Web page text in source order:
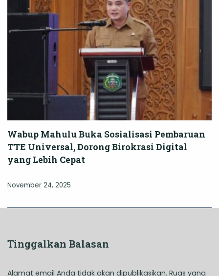
Wabup Mahulu Buka Sosialisasi Pembaruan
TTE Universal, Dorong Birokrasi Digital
yang Lebih Cepat
November 24, 2025
Tinggalkan Balasan
Alamat email Anda tidak akan dipublikasikan. Ruas yang